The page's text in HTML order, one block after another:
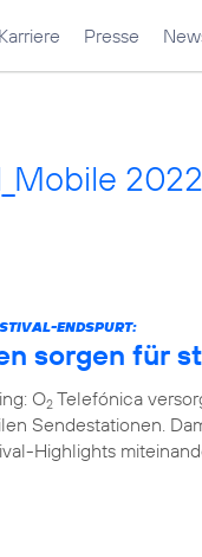
Karriere Presse
2022
ENDSPURT:
sorgen für
O2 Telefónica
Sendestationen.
Highlights